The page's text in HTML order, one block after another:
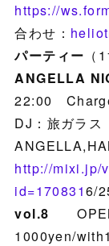
https://
合わせ：
パーティー
ANGELLA
22:00
DJ：旅ガラ
http://mixi.jp/
id=1708316/
vol.8
1000yen/